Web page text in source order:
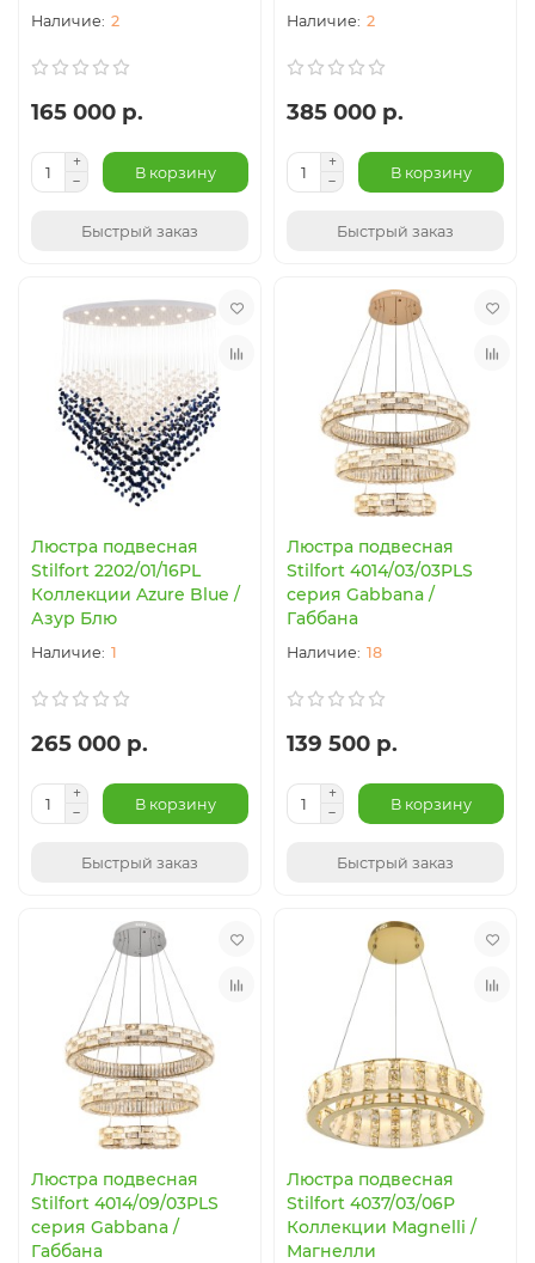
2
165 000 р.
В корзину
Быстрый заказ
2
385 000 р.
В корзину
Быстрый заказ
Люстра подвесная
Stilfort 2202/01/16PL
Коллекции Azure Blue /
Азур Блю
1
265 000 р.
В корзину
Быстрый заказ
Люстра подвесная
Stilfort 4014/03/03PLS
серия Gabbana /
Габбана
18
139 500 р.
В корзину
Быстрый заказ
Люстра подвесная
Stilfort 4014/09/03PLS
серия Gabbana /
Габбана
Люстра подвесная
Stilfort 4037/03/06P
Коллекции Magnelli /
Магнелли